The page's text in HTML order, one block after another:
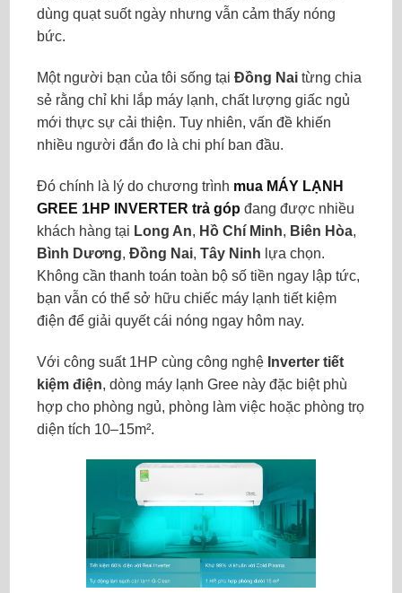
dùng quạt suốt ngày nhưng vẫn cảm thấy nóng
bức.
Một người bạn của tôi sống tại Đồng Nai từng chia
sẻ rằng chỉ khi lắp máy lạnh, chất lượng giấc ngủ
mới thực sự cải thiện. Tuy nhiên, vấn đề khiến
nhiều người đắn đo là chi phí ban đầu.
Đó chính là lý do chương trình mua MÁY LẠNH
GREE 1HP INVERTER trả góp đang được nhiều
khách hàng tại Long An, Hồ Chí Minh, Biên Hòa,
Bình Dương, Đồng Nai, Tây Ninh lựa chọn.
Không cần thanh toán toàn bộ số tiền ngay lập tức,
bạn vẫn có thể sở hữu chiếc máy lạnh tiết kiệm
điện để giải quyết cái nóng ngay hôm nay.
Với công suất 1HP cùng công nghệ Inverter tiết
kiệm điện, dòng máy lạnh Gree này đặc biệt phù
hợp cho phòng ngủ, phòng làm việc hoặc phòng trọ
diện tích 10–15m².